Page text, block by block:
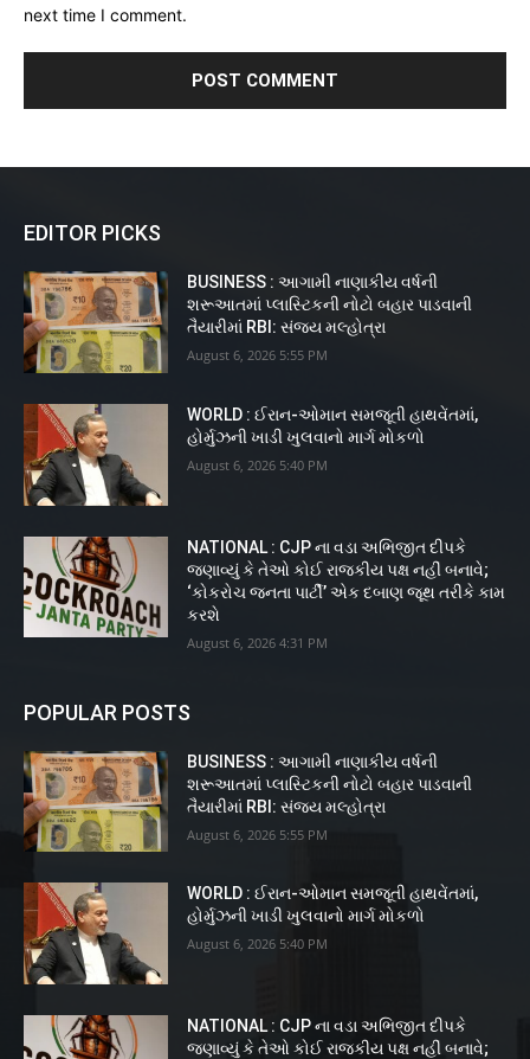
next time I comment.
EDITOR PICKS
BUSINESS : આગામી નાણાકીય વર્ષની
શરૂઆતમાં પ્લાસ્ટિકની નોટો બહાર પાડવાની
તૈયારીમાં RBI: સંજય મલ્હોત્રા
August 6, 2026 5:55 PM
WORLD : ઈરાન-ઓમાન સમજૂતી હાથવેંતમાં,
હોર્મુઝની ખાડી ખુલવાનો માર્ગ મોકળો
August 6, 2026 5:40 PM
NATIONAL : CJP ના વડા અભિજીત દીપકે
જણાવ્યું કે તેઓ કોઈ રાજકીય પક્ષ નહીં બનાવે;
‘કોકરોચ જનતા પાર્ટી’ એક દબાણ જૂથ તરીકે કામ
કરશે
August 6, 2026 4:31 PM
POPULAR POSTS
BUSINESS : આગામી નાણાકીય વર્ષની
શરૂઆતમાં પ્લાસ્ટિકની નોટો બહાર પાડવાની
તૈયારીમાં RBI: સંજય મલ્હોત્રા
August 6, 2026 5:55 PM
WORLD : ઈરાન-ઓમાન સમજૂતી હાથવેંતમાં,
હોર્મુઝની ખાડી ખુલવાનો માર્ગ મોકળો
August 6, 2026 5:40 PM
NATIONAL : CJP ના વડા અભિજીત દીપકે
જણાવ્યું કે તેઓ કોઈ રાજકીય પક્ષ નહીં બનાવે;